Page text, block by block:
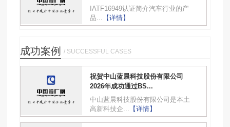
IATF16949认证简介汽车行业的产
品...
【详情】
成功案例 / SUCCESSFUL CASES
祝贺中山蓝晨科技股份有限公司
2026年成功通过BS...
中山蓝晨科技股份有限公司是本土
高新科技企...
【详情】